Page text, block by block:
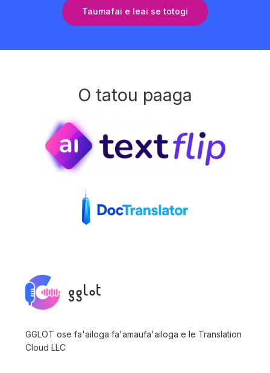
Taumafai e leai se totogi
O tatou paaga
GGLOT ose fa'ailoga fa'amaufa'ailoga e le Translation
Cloud LLC